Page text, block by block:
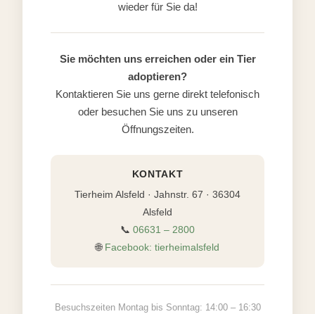
wieder für Sie da!
Sie möchten uns erreichen oder ein Tier
adoptieren?
Kontaktieren Sie uns gerne direkt telefonisch
oder besuchen Sie uns zu unseren
Öffnungszeiten.
KONTAKT
Tierheim Alsfeld · Jahnstr. 67 · 36304
Alsfeld
📞 06631 – 2800
🌐 Facebook: tierheimalsfeld
Besuchszeiten Montag bis Sonntag: 14:00 – 16:30